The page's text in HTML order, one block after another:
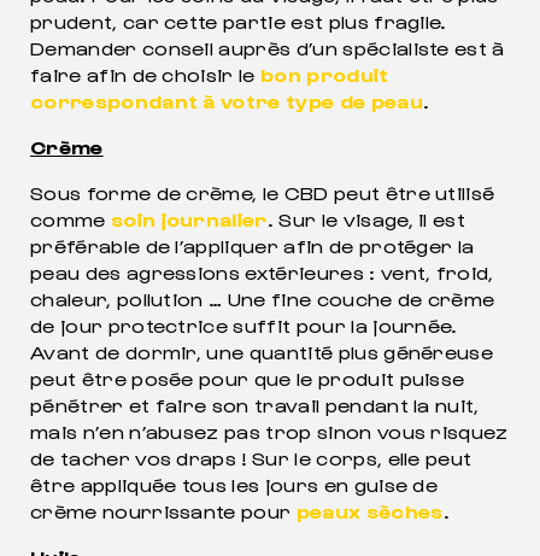
prudent, car cette partie est plus fragile.
Demander conseil auprès d’un spécialiste est à
faire afin de choisir le bon produit
correspondant à votre type de peau
Crème
Sous forme de crème, le CBD peut être utilisé
comme soin journalier . Sur le visage, il est
préférable de l’appliquer afin de protéger la
peau des agressions extérieures : vent, froid,
chaleur, pollution … Une fine couche de crème
de jour protectrice suffit pour la journée.
Avant de dormir, une quantité plus généreuse
peut être posée pour que le produit puisse
pénétrer et faire son travail pendant la nuit,
mais n’en n’abusez pas trop sinon vous risquez
de tacher vos draps ! Sur le corps, elle peut
être appliquée tous les jours en guise de
crème nourrissante pour peaux sèches